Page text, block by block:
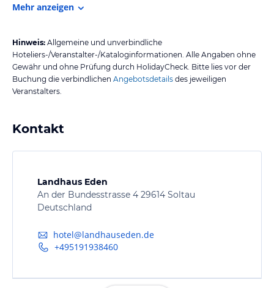
Mehr anzeigen
Hinweis: Allgemeine und unverbindliche
Hoteliers-/Veranstalter-/Kataloginformationen. Alle Angaben ohne
Gewähr und ohne Prüfung durch HolidayCheck. Bitte lies vor der
Buchung die verbindlichen Angebotsdetails des jeweiligen
Veranstalters.
Kontakt
Landhaus Eden
An der Bundesstrasse 4 29614 Soltau
Deutschland
hotel@landhauseden.de
+495191938460